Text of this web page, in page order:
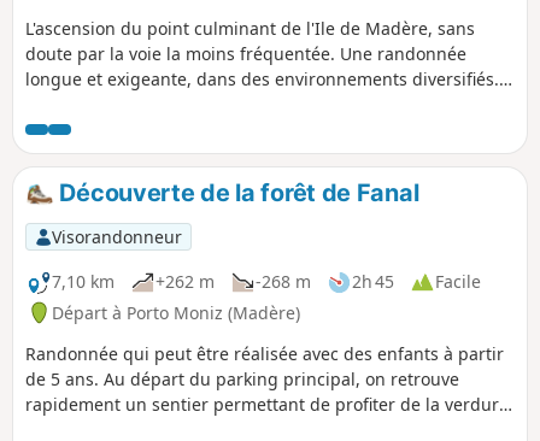
L'ascension du point culminant de l'Ile de Madère, sans
doute par la voie la moins fréquentée. Une randonnée
longue et exigeante, dans des environnements diversifiés.
un superbe panorama à 360°. N.B. Du fait du relief très
escarpé de Madère, le dénivelé affiché est très surestimé et,
en conséquence, le temps de parcours également. Compter
de l'ordre de 1200m de dénivelé dans les deux sens.
Découverte de la forêt de Fanal
Visorandonneur
7,10 km
+262 m -268 m 2h 45
Facile
Départ à Porto Moniz (Madère)
Randonnée qui peut être réalisée avec des enfants à partir
de 5 ans. Au départ du parking principal, on retrouve
rapidement un sentier permettant de profiter de la verdure